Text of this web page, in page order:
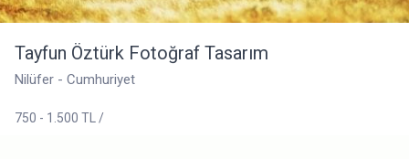
Tayfun Öztürk Fotoğraf Tasarım
Nilüfer - Cumhuriyet
750 - 1.500 TL /